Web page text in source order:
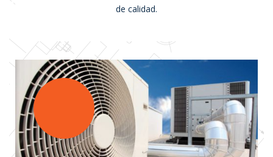
de calidad.